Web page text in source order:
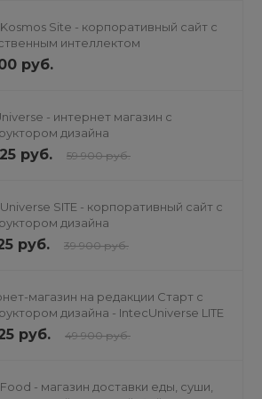
со своими именем и фамилии на
сайта. В результате данных
меню пользователя, как
кнопки «Аналитика»
пользователя
открыто диалоговое окно
как показано на рисунке ниже;
окно «Настройки показа»
(на основе статистики
промежуток и нажать на
Site - корпоративный сайт с
интеллектом
руб.
- интернет магазин с
дизайна
руб. 59 900 руб.
SITE - корпоративный сайт с
дизайна
руб. 39 900 руб.
магазин на редакции Старт с
дизайна - IntecUniverse LITE
руб. 49 900 руб.
- магазин доставки еды, суши,